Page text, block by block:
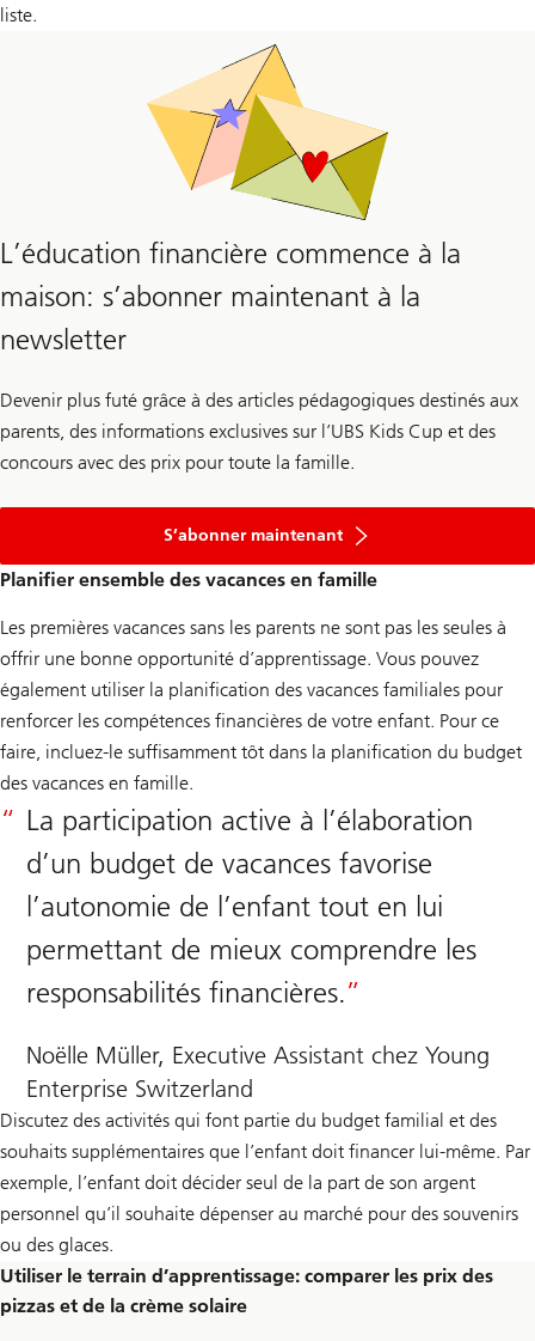
liste.
L’éducation financière commence à la
maison: s’abonner maintenant à la
newsletter
Devenir plus futé grâce à des articles pédagogiques destinés aux
parents, des informations exclusives sur l’UBS Kids Cup et des
concours avec des prix pour toute la famille.
S’abonner maintenant
Planifier ensemble des vacances en famille
Les premières vacances sans les parents ne sont pas les seules à
offrir une bonne opportunité d’apprentissage. Vous pouvez
également utiliser la planification des vacances familiales pour
renforcer les compétences financières de votre enfant. Pour ce
faire, incluez-le suffisamment tôt dans la planification du budget
des vacances en famille.
La participation active à l’élaboration
d’un budget de vacances favorise
l’autonomie de l’enfant tout en lui
permettant de mieux comprendre les
responsabilités financières.
Noëlle Müller, Executive Assistant chez Young
Enterprise Switzerland
Discutez des activités qui font partie du budget familial et des
souhaits supplémentaires que l’enfant doit financer lui-même. Par
exemple, l’enfant doit décider seul de la part de son argent
personnel qu’il souhaite dépenser au marché pour des souvenirs
ou des glaces.
Utiliser le terrain d’apprentissage: comparer les prix des
pizzas et de la crème solaire